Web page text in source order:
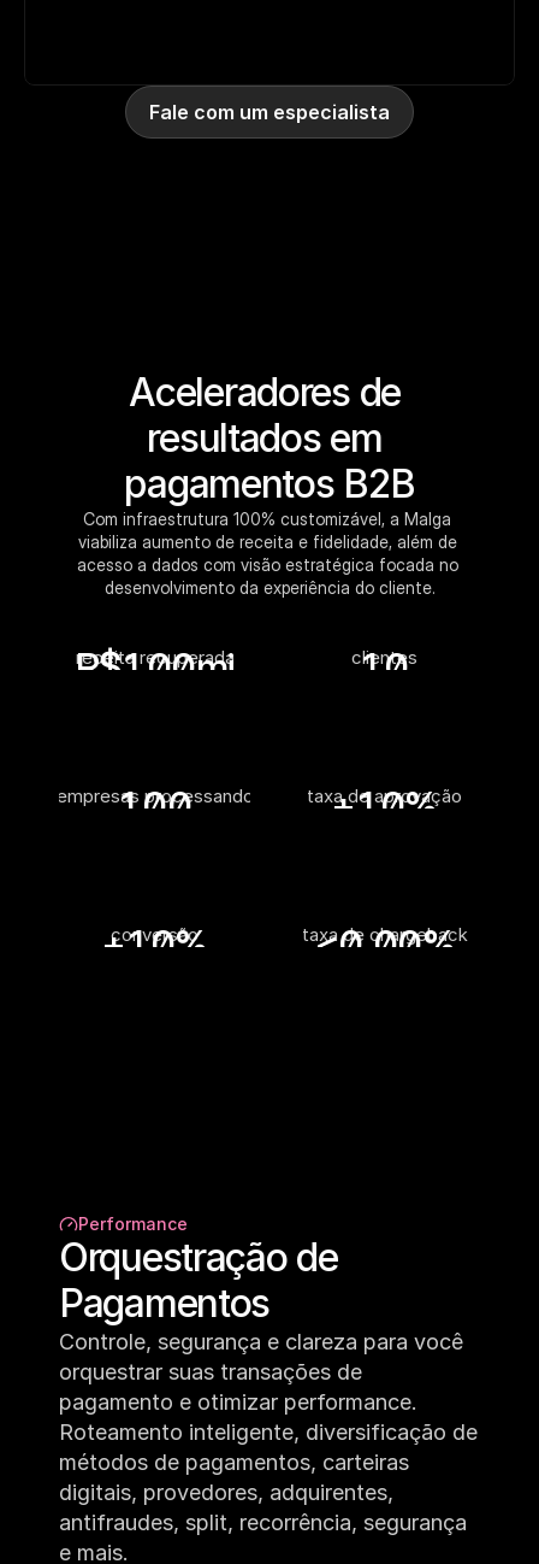
Fale com um especialista
Aceleradores de
resultados em
pagamentos B2B
Com infraestrutura 100% customizável, a Malga
viabiliza aumento de receita e fidelidade, além de
acesso a dados com visão estratégica focada no
desenvolvimento da experiência do cliente.
R$100mi
receita recuperada 10
clientes
100
empresas processando +10%
taxa de aprovação
+10%
conversão <0,00%
taxa de chargeback
Performance
Orquestração de
Pagamentos
Controle, segurança e clareza para você
orquestrar suas transações de
pagamento e otimizar performance.
Roteamento inteligente, diversificação de
métodos de pagamentos, carteiras
digitais, provedores, adquirentes,
antifraudes, split, recorrência, segurança
e mais.